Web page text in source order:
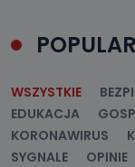
WSZYSTKIE
EDUKACJA
KORONAWIRUS
SYGNALE
OPINIE